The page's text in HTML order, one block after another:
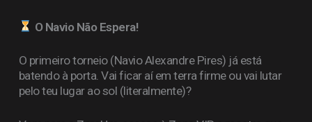
O Navio Não Espera!
O primeiro torneio (Navio Alexandre Pires) já está
batendo à porta. Vai ficar aí em terra firme ou vai lutar
pelo teu lugar ao sol (literalmente)?